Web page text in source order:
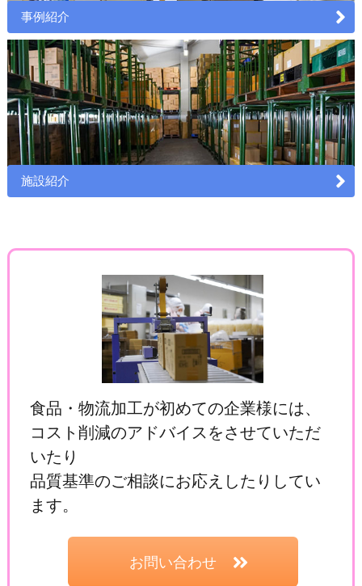
事例紹介
施設紹介
食品・物流加工が初めての企業様には、
コスト削減のアドバイスをさせていただ
いたり
品質基準のご相談にお応えしたりしてい
ます。
お問い合わせ